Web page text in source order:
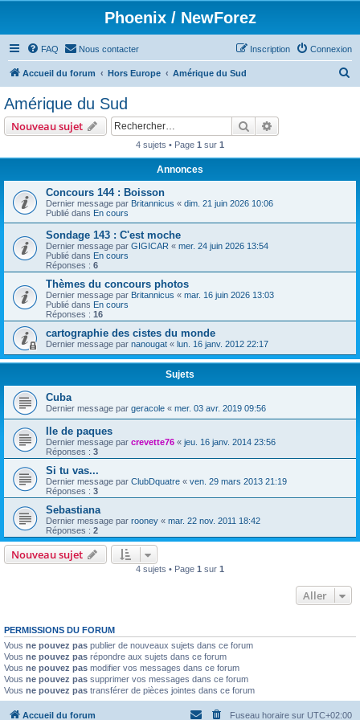
Phoenix / NewForez
FAQ Nous contacter Connexion
Inscription
Accueil du forum Hors Europe Amérique du Sud
e
Amérique du Sud
Nouveau sujet Rechercher
4 sujets • Page 1 sur 1
Annonces
Concours 144 : Boisson
Dernier message par Britannicus « dim. 21 juin 2026 10:06
Publié dans En cours
Sondage 143 : C'est moche
Dernier message par GIGICAR « mer. 24 juin 2026 13:54
Publié dans En cours
Réponses : 6
Thèmes du concours photos
Dernier message par Britannicus « mar. 16 juin 2026 13:03
Publié dans En cours
Réponses : 16
cartographie des cistes du monde
Dernier message par nanougat « lun. 16 janv. 2012 22:17
Sujets
Cuba
Dernier message par geracole « mer. 03 avr. 2019 09:56
Ile de paques
Dernier message par crevette76 « jeu. 16 janv. 2014 23:56
Réponses : 3
Si tu vas...
Dernier message par ClubDquatre « ven. 29 mars 2013 21:19
Réponses : 3
Sebastiana
Dernier message par rooney « mar. 22 nov. 2011 18:42
Réponses : 2
Nouveau sujet
4 sujets • Page 1 sur 1
Aller
PERMISSIONS DU FORUM
Vous ne pouvez pas publier de nouveaux sujets dans ce forum
Vous ne pouvez pas répondre aux sujets dans ce forum
Vous ne pouvez pas modifier vos messages dans ce forum
Vous ne pouvez pas supprimer vos messages dans ce forum
Vous ne pouvez pas transférer de pièces jointes dans ce forum
Accueil du forum Fuseau horaire sur UTC+02:00